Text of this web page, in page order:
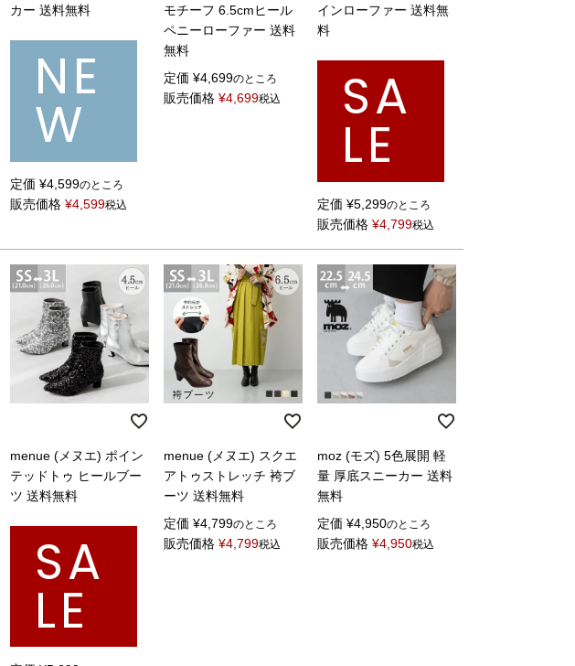
カー 送料無料
NE
W
定価 ¥4,599のところ
販売価格 ¥4,599税込
モチーフ 6.5cmヒール
ペニーローファー 送料
無料
定価 ¥4,699のところ
販売価格 ¥4,699税込
インローファー 送料無
料
SA
LE
定価 ¥5,299のところ
販売価格 ¥4,799税込
menue (メヌエ) ポイン
テッドトゥ ヒールブー
ツ 送料無料
SA
LE
menue (メヌエ) スクエ
アトゥストレッチ 袴ブ
ーツ 送料無料
定価 ¥4,799のところ
販売価格 ¥4,799税込
moz (モズ) 5色展開 軽
量 厚底スニーカー 送料
無料
定価 ¥4,950のところ
販売価格 ¥4,950税込